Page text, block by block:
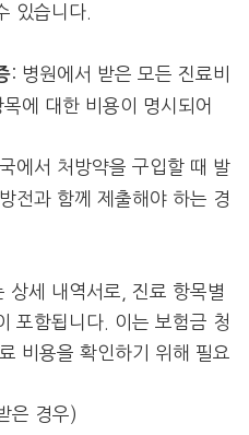
있습니다.
: 병원에서 받은 모든 진료비
에 대한 비용이 명시되어
에서 처방약을 구입할 때 발
전과 함께 제출해야 하는 경
상세 내역서로, 진료 항목별
포함됩니다. 이는 보험금 청
비용을 확인하기 위해 필요
은 경우)